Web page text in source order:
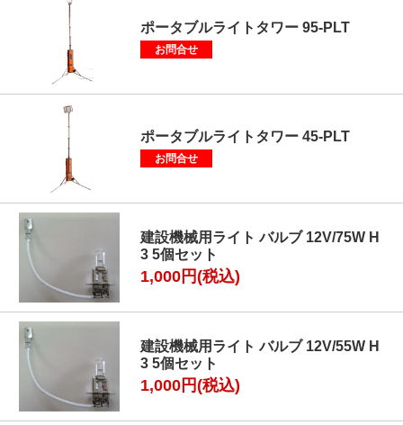
ポータブルライトタワー 95-PLT
お問合せ
ポータブルライトタワー 45-PLT
お問合せ
建設機械用ライト バルブ 12V/75W H
3 5個セット
1,000円(税込)
建設機械用ライト バルブ 12V/55W H
3 5個セット
1,000円(税込)